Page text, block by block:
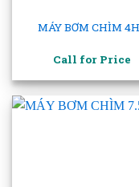
MÁY BƠM CHÌM
Call for Price